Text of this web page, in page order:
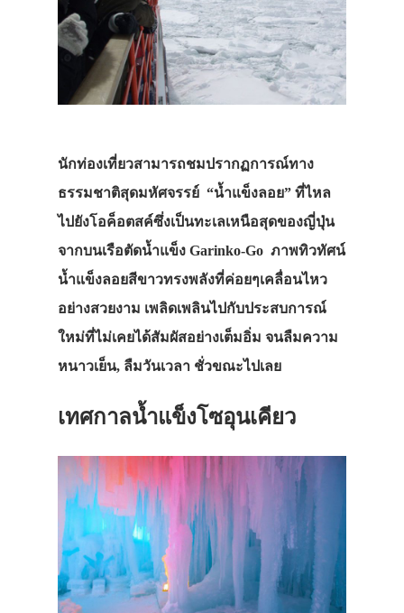
นักท่องเที่ยวสามารถชมปรากฏการณ์ทาง
ธรรมชาติสุดมหัศจรรย์ “น้ำแข็งลอย” ที่ไหล
ไปยังโอค็อตสค์ซึ่งเป็นทะเลเหนือสุดของญี่ปุ่น
จากบนเรือตัดน้ำแข็ง Garinko-Go ภาพทิวทัศน์
น้ำแข็งลอยสีขาวทรงพลังที่ค่อยๆเคลื่อนไหว
อย่างสวยงาม เพลิดเพลินไปกับประสบการณ์
ใหม่ที่ไม่เคยได้สัมผัสอย่างเต็มอิ่ม จนลืมความ
หนาวเย็น, ลืมวันเวลา ชั่วขณะไปเลย
เทศกาลน้ำแข็งโซอุนเคียว